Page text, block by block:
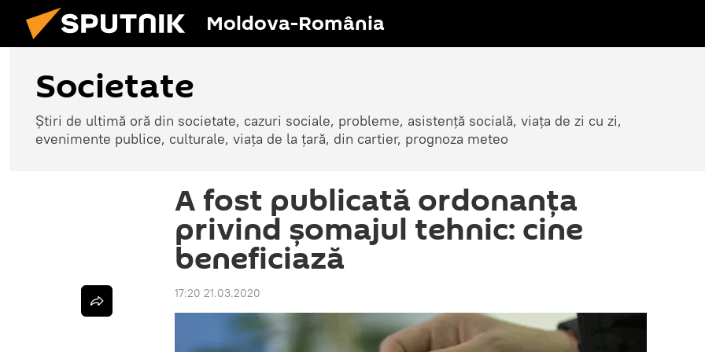
Moldova-România
Societate
Știri de ultimă oră din societate, cazuri sociale, probleme, asistență socială, viața de zi cu zi,
evenimente publice, culturale, viața de la țară, din cartier, prognoza meteo
A fost publicată ordonanța
privind șomajul tehnic: cine
beneficiază
17:20 21.03.2020